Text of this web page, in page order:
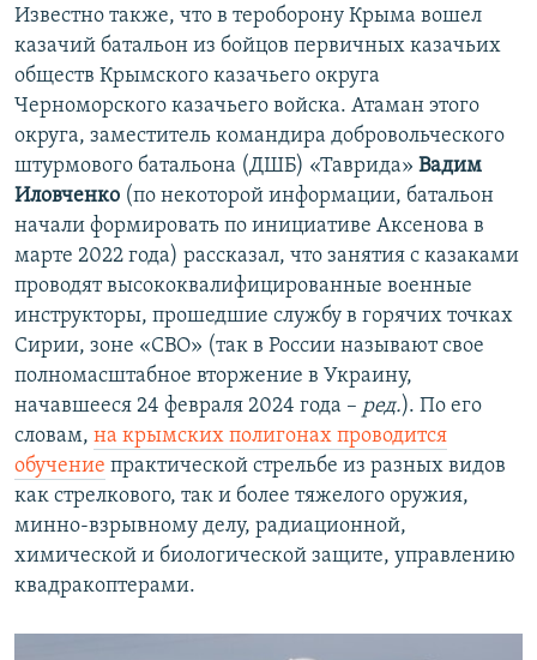
Известно также, что в тероборону Крыма вошел
казачий батальон из бойцов первичных казачьих
обществ Крымского казачьего округа
Черноморского казачьего войска. Атаман этого
округа, заместитель командира добровольческого
штурмового батальона (ДШБ) «Таврида» Вадим
Иловченко (по некоторой информации, батальон
начали формировать по инициативе Аксенова в
марте 2022 года) рассказал, что занятия с казаками
проводят высококвалифицированные военные
инструкторы, прошедшие службу в горячих точках
Сирии, зоне «СВО» (так в России называют свое
полномасштабное вторжение в Украину,
начавшееся 24 февраля 2024 года – ред.). По его
словам, на крымских полигонах проводится
обучение практической стрельбе из разных видов
как стрелкового, так и более тяжелого оружия,
минно-взрывному делу, радиационной,
химической и биологической защите, управлению
квадракоптерами.